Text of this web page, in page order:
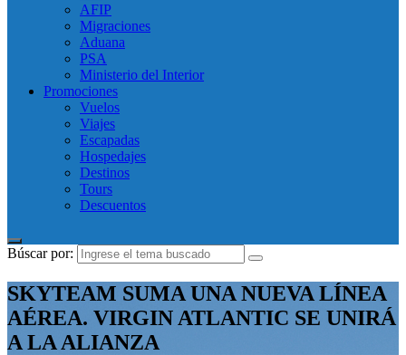
AFIP
Migraciones
Aduana
PSA
Ministerio del Interior
Promociones
Vuelos
Viajes
Escapadas
Hospedajes
Destinos
Tours
Descuentos
Búscar por:
SKYTEAM SUMA UNA NUEVA LÍNEA
AÉREA. VIRGIN ATLANTIC SE UNIRÁ
A LA ALIANZA